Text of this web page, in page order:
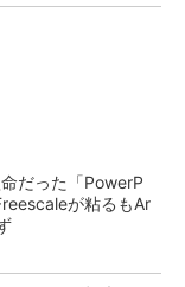
だった「PowerP
が粘るもAr